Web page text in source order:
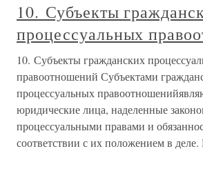
10. Субъекты
процессуальных
10. Субъекты гражданских
правоотношений Субъектами
процессуальных
юридические лица, наделенные
процессуальными правами и
соответствии с их положением в деле.